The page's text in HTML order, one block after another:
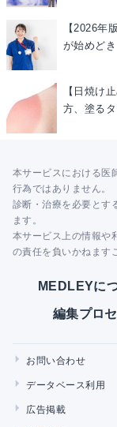
【2026年
が始めどき
【日焼け
方、塗る
本サービスにおける医
行為ではありません。
診断・治療を必要とす
ます。
本サービス上の情報や
の責任を負いかねます
MEDLEYに
編集プロ
お問い合わせ
データベース利用
広告掲載